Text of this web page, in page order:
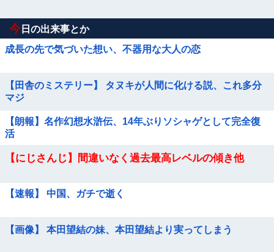
今 日の出来事とか
成長の先で気づいた想い、不器用な大人の恋
【田舎のミステリー】 タヌキが人間に化ける説、これ多分
マジ
【朗報】名作幻想水滸伝、14年ぶりソシャゲとして完全復
活
【にじさんじ】間違いなく過去最高レベルの傾き他
【速報】 中国、ガチで逝く
【画像】 本田望結の妹、本田望結より実ってしまう